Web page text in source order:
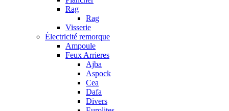
Rag
Rag
Visserie
Électricité remorque
Ampoule
Feux Arrieres
Ajba
Aspock
Cea
Dafa
Divers